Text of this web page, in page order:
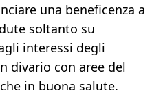
una beneficenza a
soltanto su
interessi degli
divario con aree del
in buona salute.